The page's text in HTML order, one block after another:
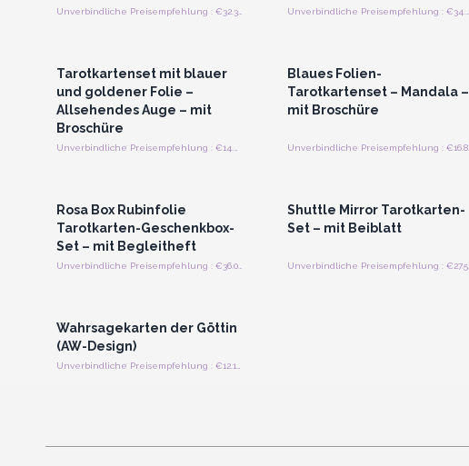
Tarotkartenset mit blauer
und goldener Folie –
Allsehendes Auge – mit
Broschüre
Blaues Folien-
Tarotkartenset – Mandala –
mit Broschüre
Unverbindliche Preisempfehlung : €16.80/Stück
Rosa Box Rubinfolie
Tarotkarten-Geschenkbox-
Set – mit Begleitheft
Shuttle Mirror Tarotkarten-
Set – mit Beiblatt
Unverbindliche Preisempfehlung : €27.50/Stück
Wahrsagekarten der Göttin
(AW-Design)